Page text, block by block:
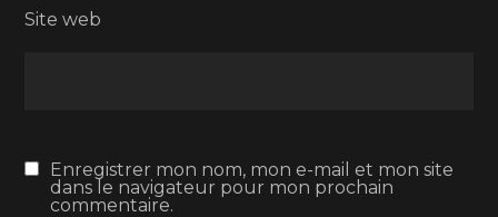
Site web
Enregistrer mon nom, mon e-mail et mon site
dans le navigateur pour mon prochain
commentaire.